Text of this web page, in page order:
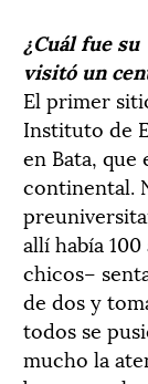
¿Cuál fue
visitó un
El primer
Instituto de
en Bata, que
continental.
allí había
chicos–
de dos y
todos se
mucho la